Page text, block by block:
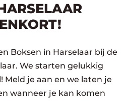
Boksen in Harselaar bij de
We starten gelukkig
Meld je aan en we laten je
wanneer je kan komen